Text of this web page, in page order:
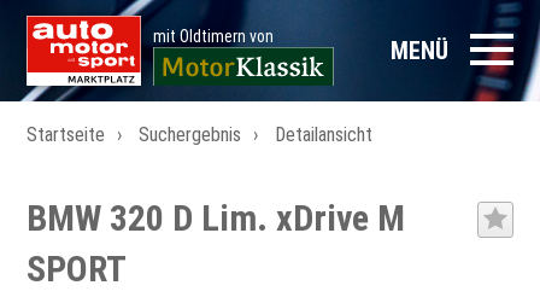
mit Oldtimern von MENÜ
Startseite Suchergebnis Detailansicht
BMW 320 D Lim. xDrive M
SPORT